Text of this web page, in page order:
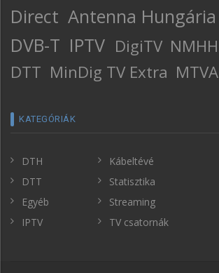
Direct Antenna Hungária
DVB-T IPTV DigiTV NMHH
DTT MinDig TV Extra MTVA
KATEGÓRIÁK
DTH
DTT
Egyéb
IPTV
Kábeltévé
Statisztika
Streaming
TV csatornák